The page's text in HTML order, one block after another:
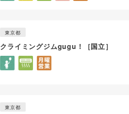
東京都
クライミングジムgugu！［国立］
東京都